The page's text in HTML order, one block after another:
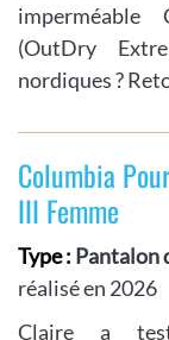
imperméable
(OutDry
nordiques ?
Columbia
III Femme
Type : Pantalon
réalisé en 2026
Claire a